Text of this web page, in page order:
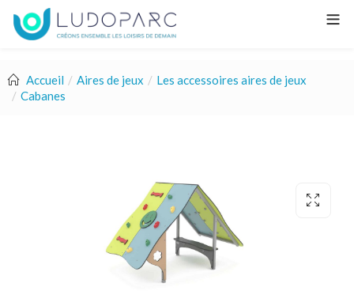
Accueil Aires de jeux
Les accessoires aires de jeux
Cabanes